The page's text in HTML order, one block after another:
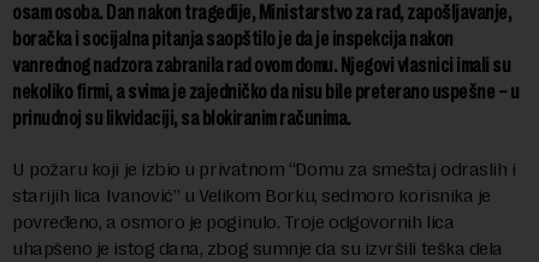
osam osoba. Dan nakon tragedije, Ministarstvo za rad, zapošljavanje,
boračka i socijalna pitanja saopštilo je da je inspekcija nakon
vanrednog nadzora zabranila rad ovom domu. Njegovi vlasnici imali su
nekoliko firmi, a svima je zajedničko da nisu bile preterano uspešne – u
prinudnoj su likvidaciji, sa blokiranim računima.
U požaru koji je izbio u privatnom “Domu za smeštaj odraslih i
starijih lica Ivanović” u Velikom Borku, sedmoro korisnika je
povređeno, a osmoro je poginulo. Troje odgovornih lica
uhapšeno je istog dana, zbog sumnje da su izvršili teška dela